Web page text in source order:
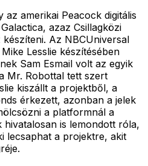
amerikai Peacock digitális
azaz Csillagközi
Az NBCUniversal
Lesslie készítésében
Sam Esmail volt az egyik
Mr. Robottal tett szert
kiszállt a projektből, a
érkezett, azonban a jelek
a platformnál a
hivatalosan is lemondott róla,
lecsaphat a projektre, akit